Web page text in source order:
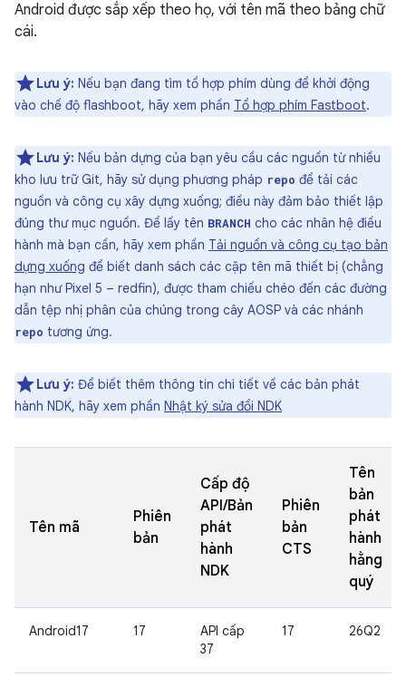
Android được sắp xếp theo họ, với tên mã theo bảng chữ
cái.
Lưu ý: Nếu bạn đang tìm tổ hợp phím dùng để khởi động
vào chế độ flashboot, hãy xem phần Tổ hợp phím Fastboot.
Lưu ý: Nếu bản dựng của bạn yêu cầu các nguồn từ nhiều
kho lưu trữ Git, hãy sử dụng phương pháp repo để tải các
nguồn và công cụ xây dựng xuống; điều này đảm bảo thiết lập
đúng thư mục nguồn. Để lấy tên BRANCH cho các nhân hệ điều
hành mà bạn cần, hãy xem phần Tải nguồn và công cụ tạo bản
dựng xuống để biết danh sách các cặp tên mã thiết bị (chẳng
hạn như Pixel 5 – redfin), được tham chiếu chéo đến các đường
dẫn tệp nhị phân của chúng trong cây AOSP và các nhánh
repo tương ứng.
Lưu ý: Để biết thêm thông tin chi tiết về các bản phát
hành NDK, hãy xem phần Nhật ký sửa đổi NDK
Tên mã
Phiên
bản
Cấp độ
API/Bản
phát
hành
NDK
Phiên
bản
CTS
Tên
bản
phát
hành
hằng
quý
Android17 17
API cấp
37
17 26Q2